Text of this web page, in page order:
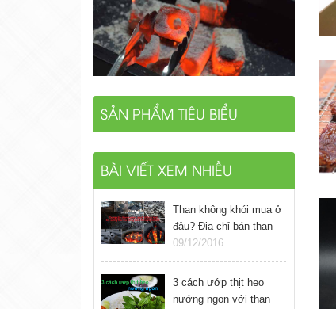
SẢN PHẨM TIÊU BIỂU
BÀI VIẾT XEM NHIỀU
Than không khói mua ở
đâu? Địa chỉ bán than
nướng sạch không khói
ở Hà Nội
09/12/2016
3 cách ướp thịt heo
nướng ngon với than